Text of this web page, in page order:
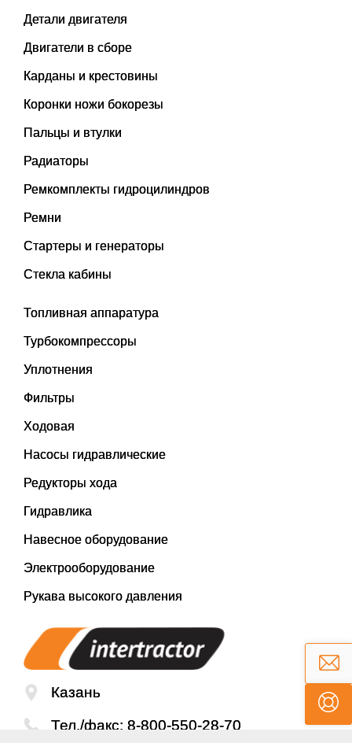
Детали двигателя
Двигатели в сборе
Карданы и крестовины
Коронки ножи бокорезы
Пальцы и втулки
Радиаторы
Ремкомплекты гидроцилиндров
Ремни
Стартеры и генераторы
Стекла кабины
Топливная аппаратура
Турбокомпрессоры
Уплотнения
Фильтры
Ходовая
Насосы гидравлические
Редукторы хода
Гидравлика
Навесное оборудование
Электрооборудование
Рукава высокого давления
Казань
Тел./факс: 8-800-550-28-70